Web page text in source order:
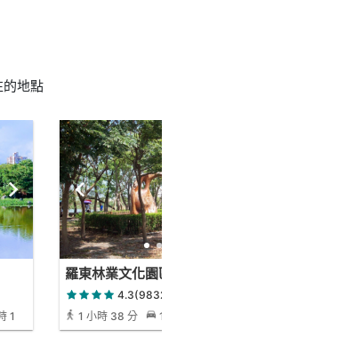
的地點
1
羅東林業文化園區
4.3(9832)
1 小時 38 分
18 分